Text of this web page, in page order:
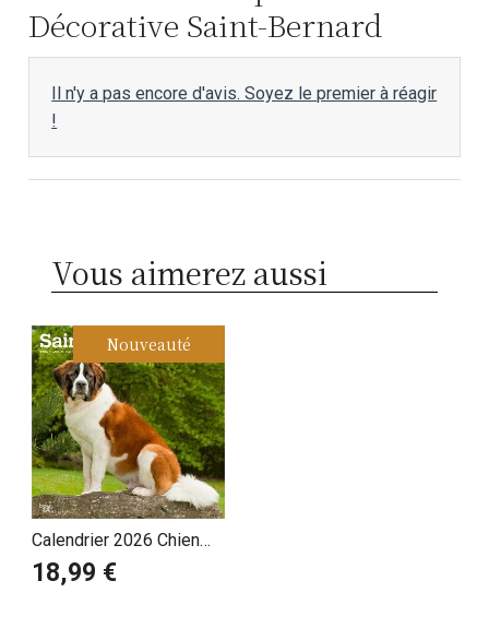
Décorative Saint-Bernard
Il n'y a pas encore d'avis. Soyez le premier à réagir
!
Vous aimerez aussi
Nouveauté
Calendrier 2026 Chien
Race Saint Bernard
18,99 €